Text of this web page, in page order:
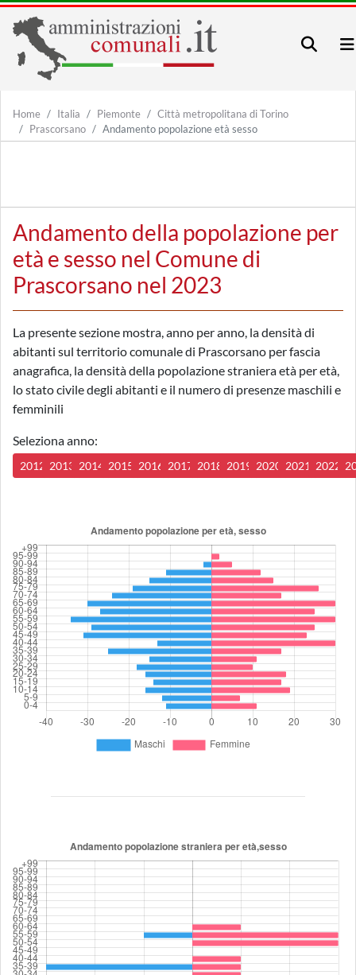
Home Italia Piemonte
Città metropolitana di Torino
Prascorsano
Andamento popolazione età sesso
Andamento della popolazione per
età e sesso nel Comune di
Prascorsano nel 2023
La presente sezione mostra, anno per anno, la densità di
abitanti sul territorio comunale di Prascorsano per fascia
anagrafica, la densità della popolazione straniera età per età,
lo stato civile degli abitanti e il numero di presenze maschili e
femminili
Seleziona anno:
2012 2013 2014 2015 2016 2017 2018 2019 2020 2021 2022